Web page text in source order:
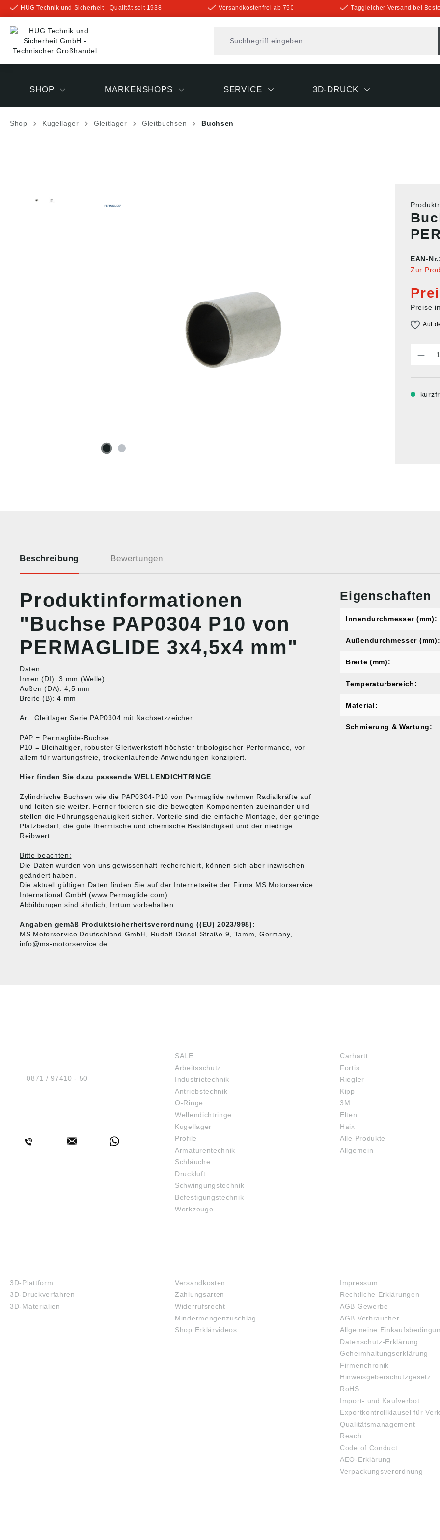
springen
HUG Technik und Sicherheit - Qualität seit 1938 Versandkostenfrei ab 75€ Taggleicher Versand bei
SHOP MARKENSHOPS SERVICE 3D-DRUCK
Shop Kugellager Gleitlager Gleitbuchsen Buchsen
EAN-
Zur
Preise
Auf
Beschreibung Bewertungen
Produktinformationen
"Buchse PAP0304 P10 von
PERMAGLIDE 3x4,5x4 mm"
Daten:
Innen (DI): 3 mm (Welle)
Außen (DA): 4,5 mm
Breite (B): 4 mm
Art: Gleitlager Serie PAP0304 mit Nachsetzzeichen
PAP = Permaglide-Buchse
P10 = Bleihaltiger, robuster Gleitwerkstoff höchster tribologischer Performance, vor
allem für wartungsfreie, trockenlaufende Anwendungen konzipiert.
Hier finden Sie dazu passende WELLENDICHTRINGE
Zylindrische Buchsen wie die PAP0304-P10 von Permaglide nehmen Radialkräfte auf
und leiten sie weiter. Ferner fixieren sie die bewegten Komponenten zueinander und
stellen die Führungsgenauigkeit sicher. Vorteile sind die einfache Montage, der geringe
Platzbedarf, die gute thermische und chemische Beständigkeit und der niedrige
Reibwert.
Bitte beachten:
Die Daten wurden von uns gewissenhaft recherchiert, können sich aber inzwischen
geändert haben.
Die aktuell gültigen Daten finden Sie auf der Internetseite der Firma MS Motorservice
International GmbH (www.Permaglide.com)
Abbildungen sind ähnlich, Irrtum vorbehalten.
Angaben gemäß Produktsicherheitsverordnung ((EU) 2023/998):
MS Motorservice Deutschland GmbH, Rudolf-Diesel-Straße 9, Tamm, Germany,
info@ms-motorservice.de
Eigenschaften
Innendurchmesser (mm):
Außendurchmesser (mm):
Breite (mm):
Temperaturbereich:
Material:
Schmierung & Wartung:
Tel.:0871 / 97410 - 50
SALE
Arbeitsschutz
Industrietechnik
Antriebstechnik
O-Ringe
Wellendichtringe
Kugellager
Profile
Armaturentechnik
Schläuche
Druckluft
Schwingungstechnik
Befestigungstechnik
Werkzeuge
Carhartt
Fortis
Riegler
Kipp
3M
Elten
Haix
Alle Produkte
Allgemein
3D-Plattform
3D-Druckverfahren
3D-Materialien
Versandkosten
Zahlungsarten
Widerrufsrecht
Mindermengenzuschlag
Shop Erklärvideos
Impressum
Rechtliche Erklärungen
AGB Gewerbe
AGB Verbraucher
Allgemeine
Datenschutz-Erklärung
Geheimhaltungserklärung
Firmenchronik
Hinweisgeberschutzgesetz
RoHS
Import- und Kaufverbot
Exportkontrollklausel für
Qualitätsmanagement
Reach
Code of Conduct
AEO-Erklärung
Verpackungsverordnung